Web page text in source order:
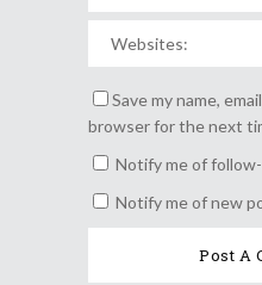
Save my name,
browser for the next
Notify me of
Notify me of new